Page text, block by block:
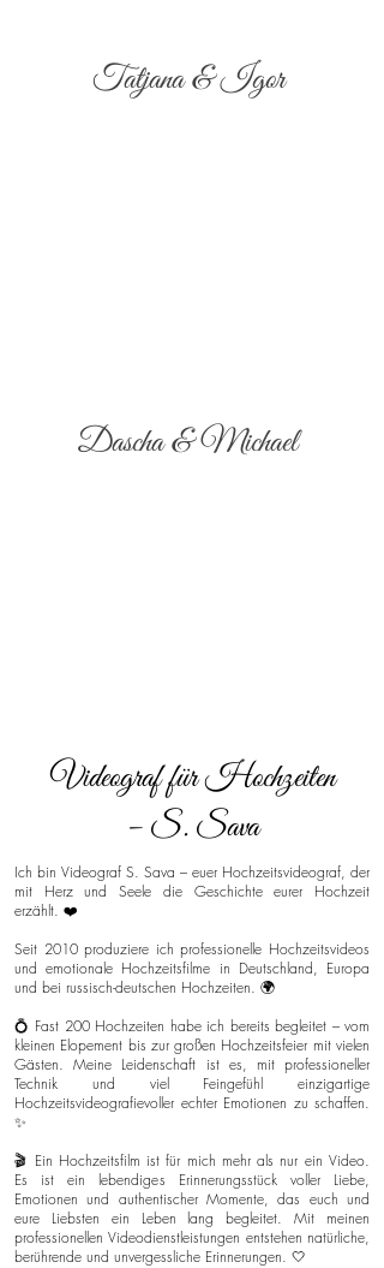
Tatjana & Igor
Dascha & Michael
Videograf für Hochzeiten
– S. Sava
Ich bin Videograf S. Sava – euer Hochzeitsvideograf, der
mit Herz und Seele die Geschichte eurer Hochzeit
erzählt. ❤️
Seit 2010 produziere ich professionelle Hochzeitsvideos
und emotionale Hochzeitsfilme in Deutschland, Europa
und bei russisch-deutschen Hochzeiten. 🌍
💍 Fast 200 Hochzeiten habe ich bereits begleitet – vom
kleinen Elopement bis zur großen Hochzeitsfeier mit vielen
Gästen. Meine Leidenschaft ist es, mit professioneller
Technik und viel Feingefühl einzigartige
Hochzeitsvideografievoller echter Emotionen zu schaffen.
✨
🎬 Ein Hochzeitsfilm ist für mich mehr als nur ein Video.
Es ist ein lebendiges Erinnerungsstück voller Liebe,
Emotionen und authentischer Momente, das euch und
eure Liebsten ein Leben lang begleitet. Mit meinen
professionellen Videodienstleistungen entstehen natürliche,
berührende und unvergessliche Erinnerungen. 🤍